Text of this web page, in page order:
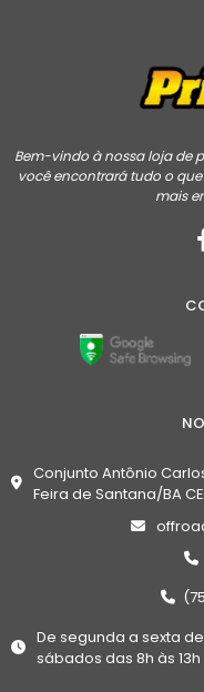
Bem-vindo à nossa loja de
você encontrará tudo o
mais
Conjunto Antônio
Feira de Santana/BA
De segunda a sexta de
sábados das 8h às 13h